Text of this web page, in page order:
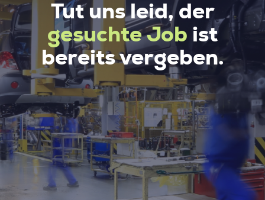
Tut uns leid, der
gesuchte Job ist
bereits vergeben.